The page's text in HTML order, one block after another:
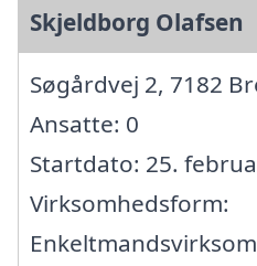
Skjeldborg Olafsen
Søgårdvej 2, 7182
Ansatte: 0
Startdato: 25.
Virksomhedsform: